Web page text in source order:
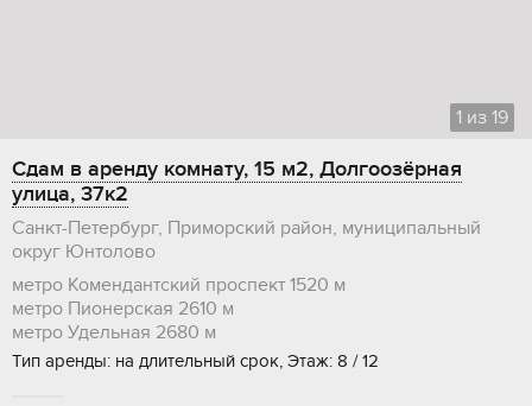
1 из 19
Сдам в аренду комнату, 15 м2, Долгоозёрная
улица, 37к2
Санкт-Петербург, Приморский район, муниципальный
округ Юнтолово
метро Комендантский проспект 1520 м
метро Пионерская 2610 м
метро Удельная 2680 м
Тип аренды: на длительный срок, Этаж: 8 / 12